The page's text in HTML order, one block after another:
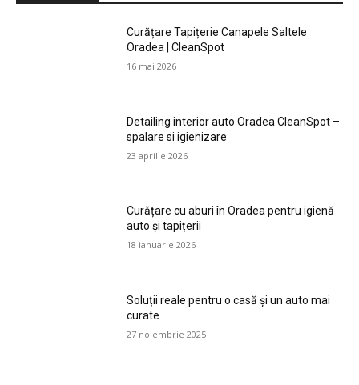
Curățare Tapițerie Canapele Saltele
Oradea | CleanSpot
16 mai 2026
Detailing interior auto Oradea CleanSpot –
spalare si igienizare
23 aprilie 2026
Curățare cu aburi în Oradea pentru igienă
auto și tapițerii
18 ianuarie 2026
Soluții reale pentru o casă și un auto mai
curate
27 noiembrie 2025